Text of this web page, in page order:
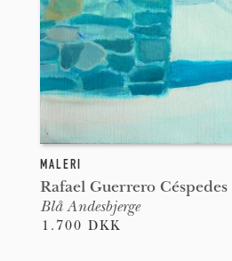
MALERI
Rafael Guerrero Céspedes
Blå Andesbjerge
1.700 DKK